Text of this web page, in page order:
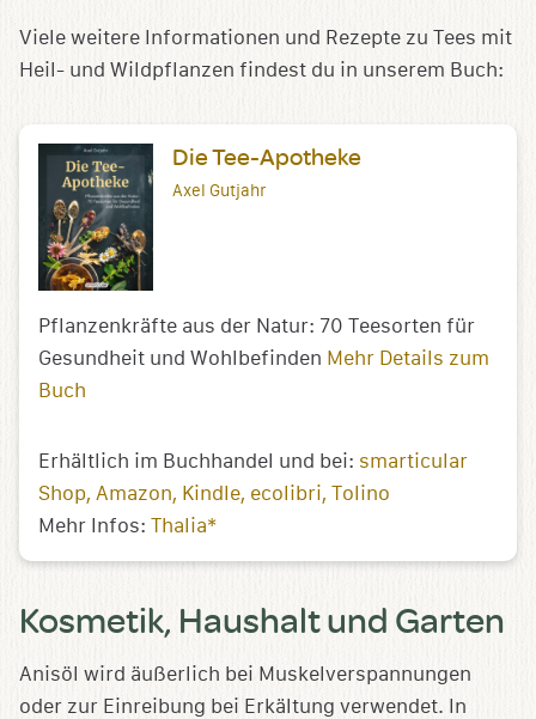
Viele weitere Informationen und Rezepte zu Tees mit
Heil- und Wildpflanzen findest du in unserem Buch:
Die Tee-Apotheke
Axel Gutjahr
Pflanzenkräfte aus der Natur: 70 Teesorten für
Gesundheit und Wohlbefinden Mehr Details zum
Buch
Erhältlich im Buchhandel und bei: smarticular
Shop Amazon Kindle ecolibri Tolino
Mehr Infos: Thalia*
Kosmetik, Haushalt und Garten
Anisöl wird äußerlich bei Muskelverspannungen
oder zur Einreibung bei Erkältung verwendet. In